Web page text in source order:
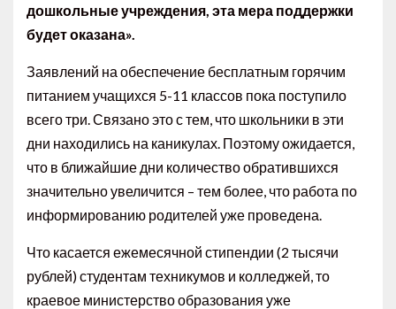
дошкольные учреждения, эта мера поддержки
будет оказана».
Заявлений на обеспечение бесплатным горячим
питанием учащихся 5-11 классов пока поступило
всего три. Связано это с тем, что школьники в эти
дни находились на каникулах. Поэтому ожидается,
что в ближайшие дни количество обратившихся
значительно увеличится – тем более, что работа по
информированию родителей уже проведена.
Что касается ежемесячной стипендии (2 тысячи
рублей) студентам техникумов и колледжей, то
краевое министерство образования уже